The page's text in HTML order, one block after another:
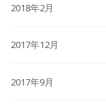
2018年2月
2017年12月
2017年9月